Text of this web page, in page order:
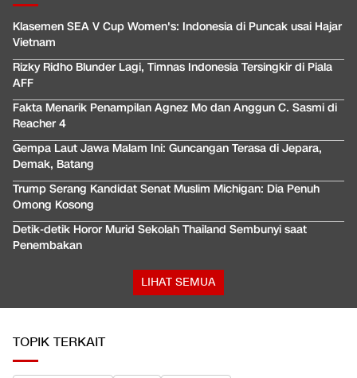
Klasemen SEA V Cup Women's: Indonesia di Puncak usai Hajar
Vietnam
Rizky Ridho Blunder Lagi, Timnas Indonesia Tersingkir di Piala
AFF
Fakta Menarik Penampilan Agnez Mo dan Anggun C. Sasmi di
Reacher 4
Gempa Laut Jawa Malam Ini: Guncangan Terasa di Jepara,
Demak, Batang
Trump Serang Kandidat Senat Muslim Michigan: Dia Penuh
Omong Kosong
Detik-detik Horor Murid Sekolah Thailand Sembunyi saat
Penembakan
LIHAT SEMUA
TOPIK TERKAIT